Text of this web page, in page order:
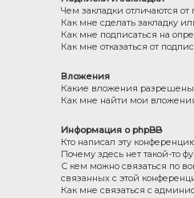
Чем закладки отличаются от
Как мне сделать закладку
Как мне подписаться на
Как мне отказаться от
Вложения
Какие вложения разрешены
Как мне найти мои
Информация о phpBB
Кто написал эту
Почему здесь нет такой-то
С кем можно связаться по
связанных с этой
Как мне связаться с